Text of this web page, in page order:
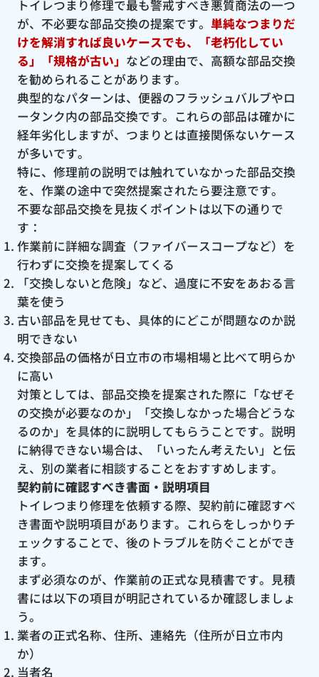
トイレつまり修理で最も警戒すべき悪質商法の一つ
が、不必要な部品交換の提案です。 単純なつまりだ
けを解消すれば良いケースでも、「老朽化してい
る」「規格が古い」 などの理由で、高額な部品交換
を勧められることがあります。
典型的なパターンは、便器のフラッシュバルブやロ
ータンク内の部品交換です。これらの部品は確かに
経年劣化しますが、つまりとは直接関係ないケース
が多いです。
特に、修理前の説明では触れていなかった部品交換
を、作業の途中で突然提案されたら要注意です。
不要な部品交換を見抜くポイントは以下の通りで
す：
作業前に詳細な調査（ファイバースコープなど）を
行わずに交換を提案してくる
「交換しないと危険」など、過度に不安をあおる言
葉を使う
古い部品を見せても、具体的にどこが問題なのか説
明できない
交換部品の価格が日立市の市場相場と比べて明らか
に高い
対策としては、部品交換を提案された際に「なぜそ
の交換が必要なのか」「交換しなかった場合どうな
るのか」を具体的に説明してもらうことです。説明
に納得できない場合は、「いったん考えたい」と伝
え、別の業者に相談することをおすすめします。
契約前に確認すべき書面・説明項目
トイレつまり修理を依頼する際、契約前に確認すべ
き書面や説明項目があります。これらをしっかりチ
ェックすることで、後のトラブルを防ぐことができ
ます。
まず必須なのが、作業前の正式な見積書です。見積
書には以下の項目が明記されているか確認しましょ
う。
業者の正式名称、住所、連絡先（住所が日立市内
か）
当者名